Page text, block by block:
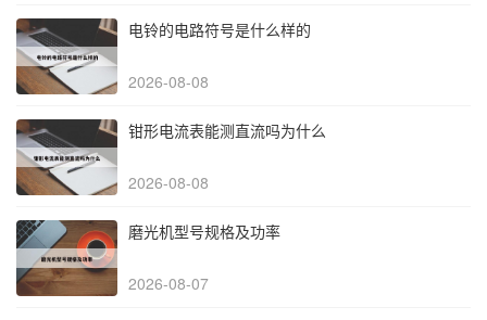
电铃的电路符号是什么样的
2026-08-08
钳形电流表能测直流吗为什么
2026-08-08
磨光机型号规格及功率
2026-08-07